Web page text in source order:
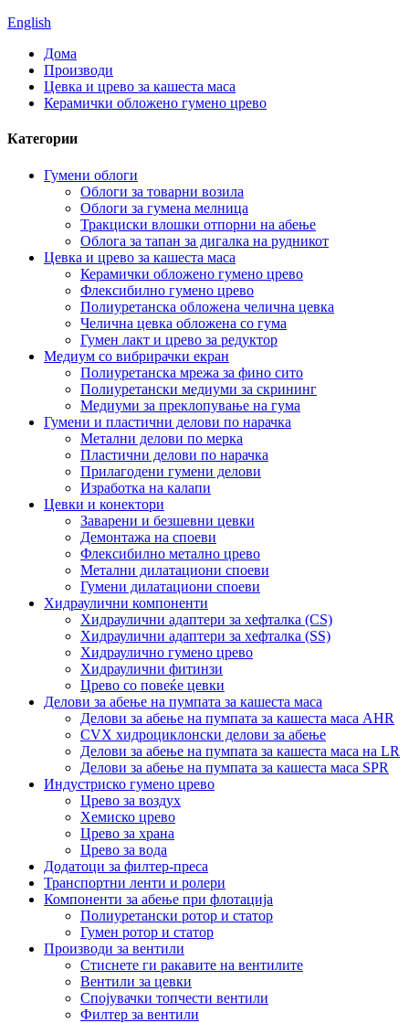
English
Дома
Производи
Цевка и црево за кашеста маса
Керамички обложено гумено црево
Категории
Гумени облоги
Облоги за товарни возила
Облоги за гумена мелница
Тракциски влошки отпорни на абење
Облога за тапан за дигалка на рудникот
Цевка и црево за кашеста маса
Керамички обложено гумено црево
Флексибилно гумено црево
Полиуретанска обложена челична цевка
Челична цевка обложена со гума
Гумен лакт и црево за редуктор
Медиум со вибрирачки екран
Полиуретанска мрежа за фино сито
Полиуретански медиуми за скрининг
Медиуми за преклопување на гума
Гумени и пластични делови по нарачка
Метални делови по мерка
Пластични делови по нарачка
Прилагодени гумени делови
Изработка на калапи
Цевки и конектори
Заварени и безшевни цевки
Демонтажа на споеви
Флексибилно метално црево
Метални дилатациони споеви
Гумени дилатациони споеви
Хидраулични компоненти
Хидраулични адаптери за хефталка (CS)
Хидраулични адаптери за хефталка (SS)
Хидраулично гумено црево
Хидраулични фитинзи
Црево со повеќе цевки
Делови за абење на пумпата за кашеста маса
Делови за абење на пумпата за кашеста маса AHR
CVX хидроциклонски делови за абење
Делови за абење на пумпата за кашеста маса на LR
Делови за абење на пумпата за кашеста маса SPR
Индустриско гумено црево
Црево за воздух
Хемиско црево
Црево за храна
Црево за вода
Додатоци за филтер-преса
Транспортни ленти и ролери
Компоненти за абење при флотација
Полиуретански ротор и статор
Гумен ротор и статор
Производи за вентили
Стиснете ги ракавите на вентилите
Вентили за цевки
Спојувачки топчести вентили
Филтер за вентили